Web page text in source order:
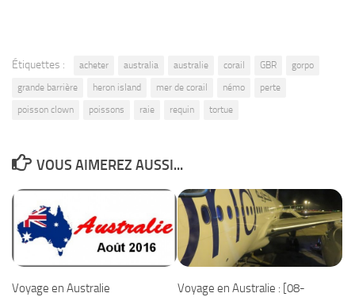
Étiquettes : acheter australia australie corail GBR
gorpo
grande barrière
heron island mer de corail némo
perte
poisson clown
poissons raie requin tortue
VOUS AIMEREZ AUSSI...
Voyage en Australie
Voyage en Australie : [08-